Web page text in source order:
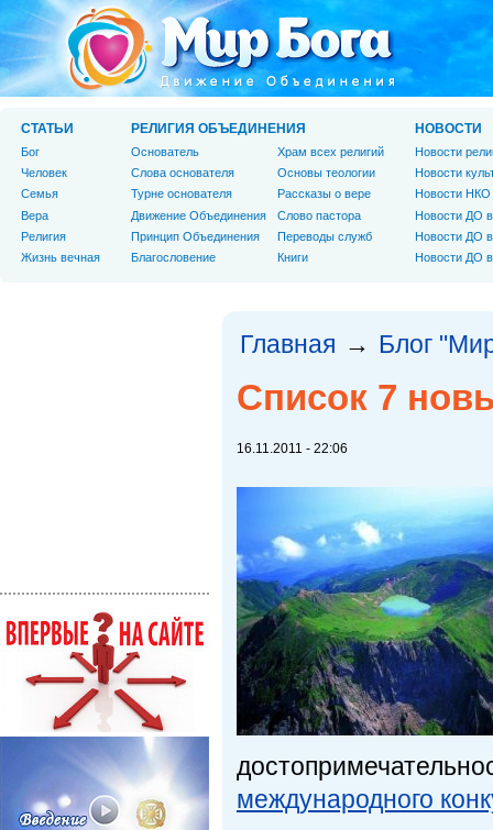
Главная → Блог
Список 7
16.11.2011 - 22:06
международного
СТАТЬИ
Бог
Человек
Cемья
Вера
Религия
Жизнь вечная
РЕЛИГИЯ ОБЪЕДИНЕНИЯ
Основатель
Слова основателя
Турне основателя
Движение Объединения
Принцип Объединения
Благословение
Храм всех религий
Основы теологии
Рассказы о вере
Слово пастора
Переводы служб
Книги
НОВОСТИ
Новости
Новости
Новости НКО
Новости ДО
Новости ДО
Новости ДО